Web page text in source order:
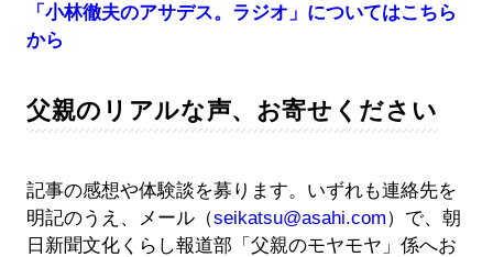
「小林徹夫のアサデス。ラジオ」についてはこちら
から
父親のリアルな声、お寄せください
記事の感想や体験談を募ります。いずれも連絡先を
明記のうえ、メール（seikatsu@asahi.com）で、朝
日新聞文化くらし報道部「父親のモヤモヤ」係へお